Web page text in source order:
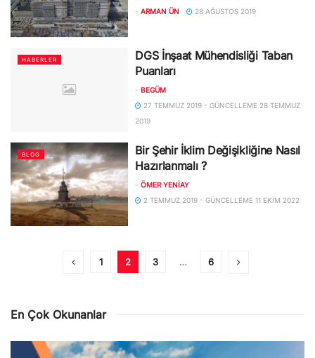
- ARMAN ÜN 28 AĞUSTOS 2019
HABERLER
DGS İnşaat Mühendisliği Taban
Puanları
- BEGÜM
27 TEMMUZ 2019 - GÜNCELLEME 28 TEMMUZ
2019
BLOG
Bir Şehir İklim Değişikliğine Nasıl
Hazırlanmalı ?
- ÖMER YENIAY
2 TEMMUZ 2019 - GÜNCELLEME 11 EKIM 2022
1 2 3 … 6
En Çok Okunanlar